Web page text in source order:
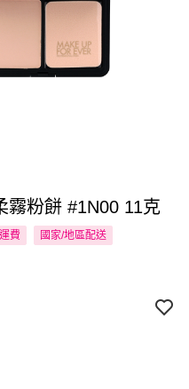
霧粉餅 #1N00 11克
費 國家/地區配送